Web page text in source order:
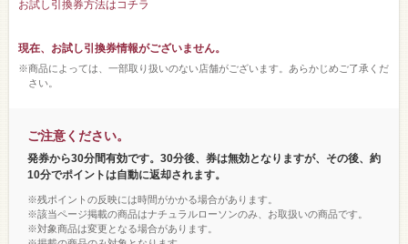
お試し引換券方法はコチラ
現在、お試し引換券情報がございません。
※商品によっては、一部取り扱いのない店舗がございます。あらかじめご了承くだ
さい。
ご注意ください。
発券から30分間有効です。30分後、券は無効となりますが、その後、約
10分でポイントは自動に返却されます。
※残ポイントの反映には時間がかかる場合があります。
※該当ページ掲載の商品はナチュラルローソンのみ、お取扱いの商品です。
※対象商品は変更となる場合があります。